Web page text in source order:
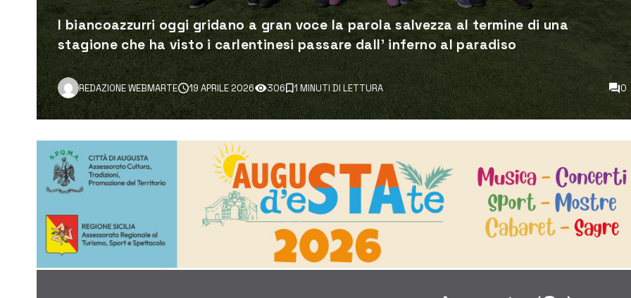
I biancoazzurri oggi gridano a gran voce la parola salvezza al termine di una
stagione che ha visto i carlentinesi passare dall' inferno al paradiso
REDAZIONE WEBMARTE 19 APRILE 2026 306 1 MINUTI DI LETTURA 0